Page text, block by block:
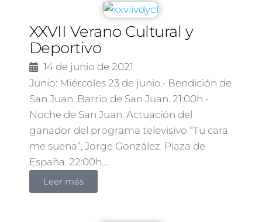
XXVII Verano Cultural y
Deportivo
14 de junio de 2021
Junio: Miércoles 23 de junio.• Bendición de
San Juan. Barrio de San Juan. 21:00h •
Noche de San Juan. Actuación del
ganador del programa televisivo “Tu cara
me suena”, Jorge González. Plaza de
España. 22:00h.…
Leer más